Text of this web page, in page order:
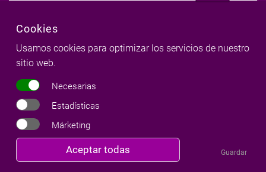
redmilenaria
Cookies
Usamos cookies para optimizar los servicios de nuestro
sitio web.
Necesarias
Estadísticas
Márketing
Aceptar todas Guardar